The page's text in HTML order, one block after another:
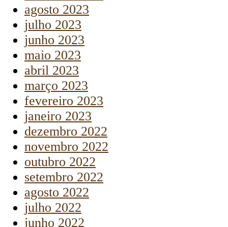
agosto 2023
julho 2023
junho 2023
maio 2023
abril 2023
março 2023
fevereiro 2023
janeiro 2023
dezembro 2022
novembro 2022
outubro 2022
setembro 2022
agosto 2022
julho 2022
junho 2022